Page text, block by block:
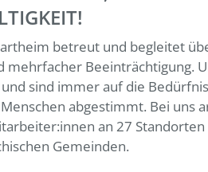
betreut und begleitet
mehrfacher Beeinträchtigung.
sind immer auf die
abgestimmt. Bei uns
an 27
Gemeinden.